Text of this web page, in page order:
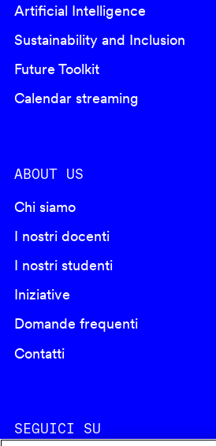
Artificial Intelligence
Sustainability and Inclusion
Future Toolkit
Calendar streaming
ABOUT US
Chi siamo
I nostri docenti
I nostri studenti
Iniziative
Domande frequenti
Contatti
SEGUICI SU